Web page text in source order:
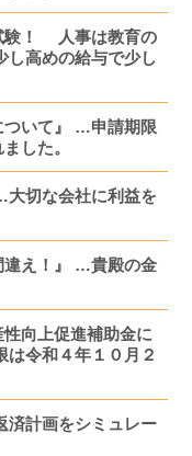
験！ 人事は教育の
高めの給与で少し
ついて』 …申請期限
した。
大切な会社に利益を
違え！』 …貴殿の金
性向上促進補助金に
令和４年１０月２
済計画をシミュレー